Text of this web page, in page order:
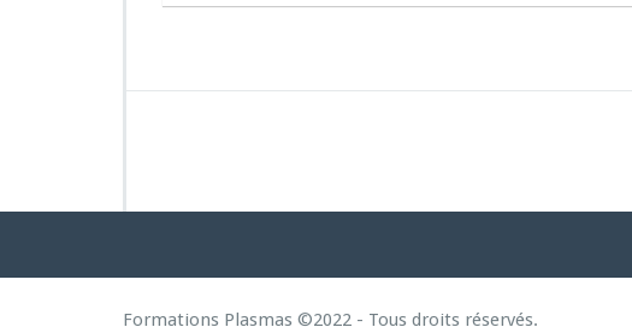
s
d
n
t
Formations Plasmas ©2022 - Tous droits réservés.